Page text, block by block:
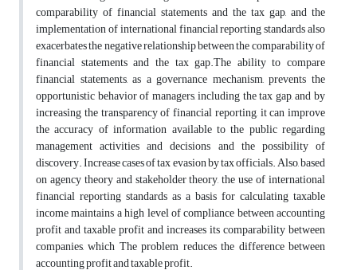
comparability of financial statements and the tax gap, and the
implementation of international financial reporting standards also
exacerbates the negative relationship between the comparability of
financial statements and the tax gap.The ability to compare
financial statements, as a governance mechanism, prevents the
opportunistic behavior of managers, including the tax gap, and by
increasing the transparency of financial reporting, it can improve
the accuracy of information available to the public regarding
management activities and decisions and the possibility of
discovery. Increase cases of tax evasion by tax officials. Also, based
on agency theory and stakeholder theory, the use of international
financial reporting standards as a basis for calculating taxable
income maintains a high level of compliance between accounting
profit and taxable profit and increases its comparability between
companies, which The problem reduces the difference between
accounting profit and taxable profit.